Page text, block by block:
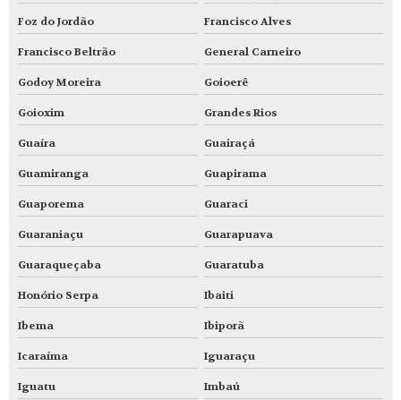
Foz do Jordão Francisco Alves
Francisco Beltrão General Carneiro
Godoy Moreira Goioerê
Goioxim Grandes Rios
Guaíra Guairaçá
Guamiranga Guapirama
Guaporema Guaraci
Guaraniaçu Guarapuava
Guaraqueçaba Guaratuba
Honório Serpa Ibaiti
Ibema Ibiporã
Icaraíma Iguaraçu
Iguatu Imbaú